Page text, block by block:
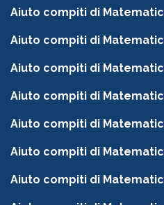
Aiuto compiti di
Aiuto compiti di
Aiuto compiti di
Aiuto compiti di
Aiuto compiti di
Aiuto compiti di
Aiuto compiti di